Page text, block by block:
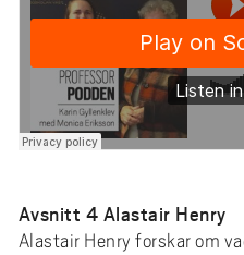
Avsnitt 4 Alastair Henry
Alastair Henry forskar om